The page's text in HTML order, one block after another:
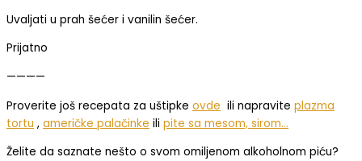
Uvaljati u prah šećer i vanilin šećer.
Prijatno
————
Proverite još recepata za uštipke ovde ili napravite plazma
tortu , američke palačinke ili pite sa mesom, sirom…
Želite da saznate nešto o svom omiljenom alkoholnom piću?